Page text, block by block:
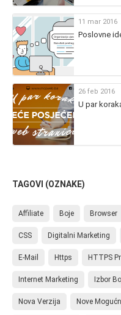
11 mar 2016
Poslovne
26 feb 2016
U par
TAGOVI (OZNAKE)
Affiliate Boje Browser
CSS Digitalni Marketing
E-Mail Https HTTPS
Internet Marketing Izbor
Nova Verzija Nove